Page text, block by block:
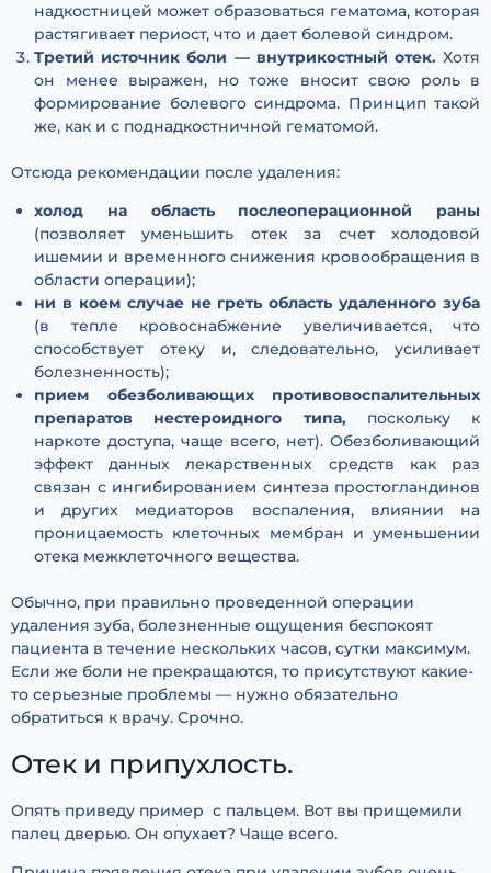
надкостницей может образоваться гематома, которая
растягивает периост, что и дает болевой синдром.
Третий источник боли — внутрикостный отек.Хотя
он менее выражен, но тоже вносит свою роль в
формирование болевого синдрома. Принцип такой
же, как и с поднадкостничной гематомой.
Отсюда рекомендации после удаления:
холод на область послеоперационной раны
(позволяет уменьшить отек за счет холодовой
ишемии и временного снижения кровообращения в
области операции);
ни в коем случае не греть область удаленного зуба
(в тепле кровоснабжение увеличивается, что
способствует отеку и, следовательно, усиливает
болезненность);
прием обезболивающих противовоспалительных
препаратов нестероидного типа, поскольку к
наркоте доступа, чаще всего, нет). Обезболивающий
эффект данных лекарственных средств как раз
связан с ингибированием синтеза простогландинов
и других медиаторов воспаления, влиянии на
проницаемость клеточных мембран и уменьшении
отека межклеточного вещества.
Обычно, при правильно проведенной операции
удаления зуба, болезненные ощущения беспокоят
пациента в течение нескольких часов, сутки максимум.
Если же боли не прекращаются, то присутствуют какие-
то серьезные проблемы — нужно обязательно
обратиться к врачу. Срочно.
Отек и припухлость.
Опять приведу пример с пальцем. Вот вы прищемили
палец дверью. Он опухает? Чаще всего.